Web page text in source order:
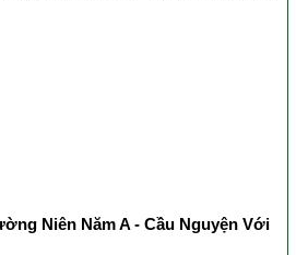
Niên Năm A - Cầu Nguyện Với